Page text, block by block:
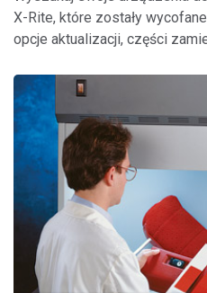
X-Rite, które zostały
opcje aktualizacji, części